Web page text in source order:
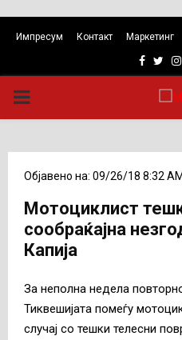
Импресум Контакт Маркетинг
PRIMARY
Објавено на: 09/26/18 8:32 AM
Мотоциклист
сообраќајна
Капија
За неполна недела
Тиквешијата помеѓу
случај со тешки телесни